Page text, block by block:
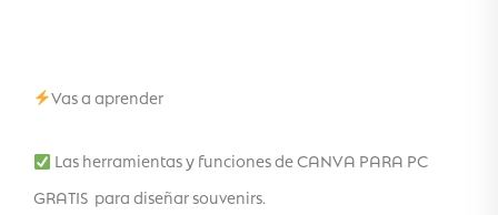
Vas a aprender
Las herramientas y funciones de CANVA PARA PC
GRATIS para diseñar souvenirs.